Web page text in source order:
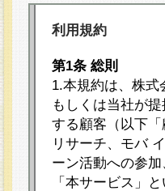
利用規約
第1条 総則
1.本規約は、株
もしくは当社が
する顧客（以下
リサーチ、モバ
ーン活動への参
「本サービス」